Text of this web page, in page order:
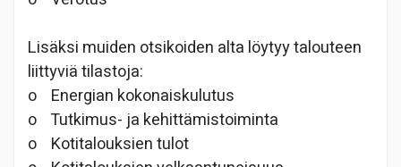
Lisäksi muiden otsikoiden alta löytyy talouteen
liittyviä tilastoja:
o Energian kokonaiskulutus
o Tutkimus- ja kehittämistoiminta
o Kotitalouksien tulot